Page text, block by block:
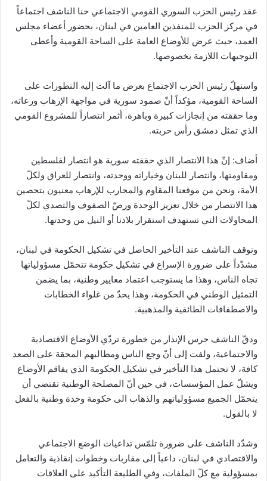
عقد رئيس الحزب السوري القومي الاجتماعي حنا الناشف اجتماعاً
في مركز الحزب للمنفذين العامين في لبنان، بحضور أعضاء مجلس
العمد، حيث عرض للأوضاع العامة على الساحة القومية وأعطى
التوجيهات اللازمة بخصوصها.
واستهلّ رئيس الحزب الاجتماع بعرض ما آلت إليه التطورات على
الساحة القومية، مؤكداً أنّ صمود سورية في مواجهة الإرهاب ورعاته،
وما حققته من إنجازات كبيرة وباهرة، أثمر انتصاراً للمشروع القومي
الذي تمثل دمشق رأس حربته.
أضاف: إنّ هذا الانتصار الذي حققته سورية هو انتصار لفلسطين
ومقاومتها، وانتصار للبنان وخياراته ووحدته، وانتصار للعراق ولكلّ
الأمة، ونحن من موقعنا المقاوم والمحارب للإرهاب معنيون بتحصين
هذا الانتصار من خلال تعزيز الوحدة ورصّ الصفوف والتصدي لكلّ
المحاولات التي تستهدف استقرار بلادنا أو النيل من وحدتها.
وتوقف الناشف عند التأخير الحاصل في تشكيل الحكومة في لبنان،
مشدّداً على ضرورة الإسراع في تشكيل حكومة تتحمّل مسؤولياتها
تجاه الناس، وهذا ما يستوجب اعتماد معايير وطنية، بما يضمن
التمثيل الوطني في الحكومة، وهذا يحدّ من غلواء الخطابات
والاصطفافات الطائفية والمذهبية.
ودقّ الناشف جرس الإنذار من خطورة تردّي الأوضاع الاقتصادية
والاجتماعية، ولفت إلى أنّ وجع الناس ومطالبهم المحقة على الصعد
كافة، لا تحتمل هذا التأخير في تشكيل الحكومة الذي يفاقم الأوضاع
ويشلّ عمل المؤسسات، في حين أنّ المصلحة الوطنية تقتضي أن
يتحمّل الجميع مسؤولياتهم والذهاب الى حكومة وحدة وطنية بالفعل
لا بالقول.
وشدّد الناشف على ضرورة تلمّس تداعيات الوضع الاجتماعي
والاقتصادي في لبنان، داعياً إلى مقاربات وخطوات إنقاذية والتعامل
بمسؤولية مع كلّ الملفات، وفي الطليعة التأكيد على العلاقات